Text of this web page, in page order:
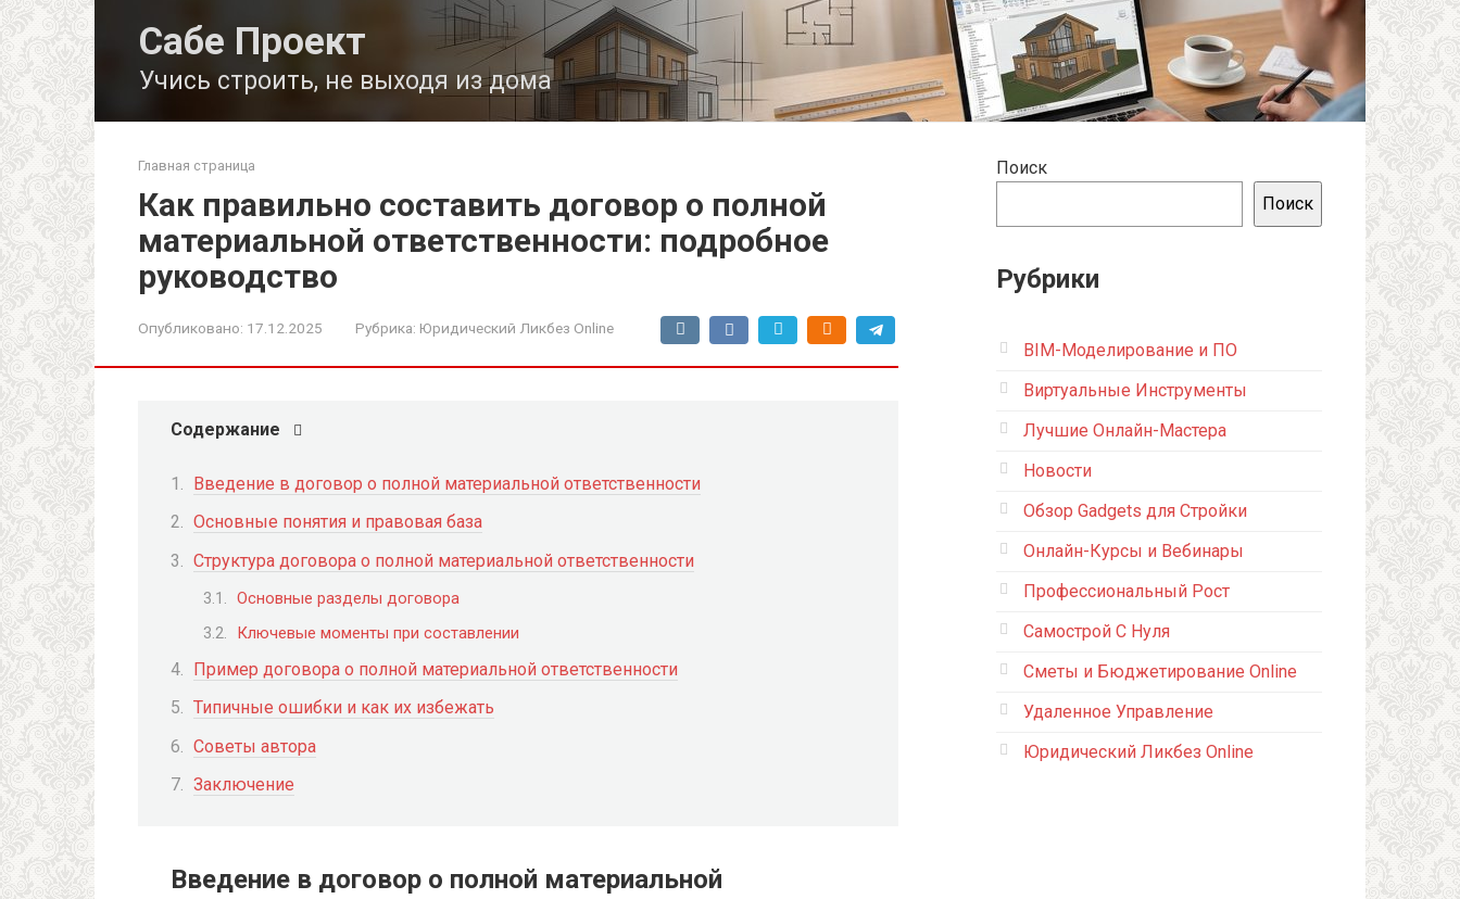
Сабе Проект
Учись строить, не выходя из дома
Главная страница
Как правильно составить договор о полной
материальной ответственности: подробное
руководство
Опубликовано: 17.12.2025 Рубрика: Юридический Ликбез Online
Содержание
Введение в договор о полной материальной ответственности
Основные понятия и правовая база
Структура договора о полной материальной ответственности
Основные разделы договора
Ключевые моменты при составлении
Пример договора о полной материальной ответственности
Типичные ошибки и как их избежать
Советы автора
Заключение
Введение в договор о полной материальной
Поиск
Поиск
Рубрики
BIM-Моделирование и ПО
Виртуальные Инструменты
Лучшие Онлайн-Мастера
Новости
Обзор Gadgets для Стройки
Онлайн-Курсы и Вебинары
Профессиональный Рост
Самострой С Нуля
Сметы и Бюджетирование Online
Удаленное Управление
Юридический Ликбез Online